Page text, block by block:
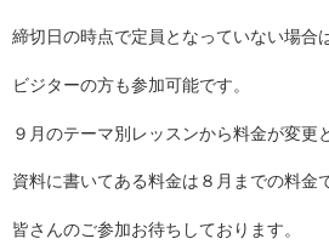
締切日の時点で定員となっていない場合
ビジターの方も参加可能です。
９月のテーマ別レッスンから料金が変更
資料に書いてある料金は８月までの料金
皆さんのご参加お待ちしております。